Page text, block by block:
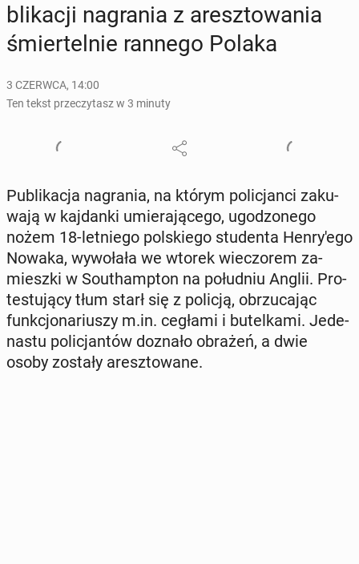
bli­ka­cji na­gra­nia z aresz­to­wa­nia
śmier­tel­nie rannego Polaka
3 CZERWCA, 14:00
Ten tekst przeczytasz w 3 minuty
Pu­bli­ka­cja na­gra­nia, na którym po­li­cjan­ci za­ku­
wa­ją w kaj­dan­ki umie­ra­ją­ce­go, ugo­dzo­ne­go
nożem 18-let­nie­go pol­skie­go stu­den­ta Hen­ry­'e­go
Nowaka, wy­wo­ła­ła we wtorek wie­czo­rem za­
miesz­ki w So­uthamp­ton na po­łu­dniu Anglii. Pro­
te­stu­ją­cy tłum starł się z policją, ob­rzu­ca­jąc
funk­cjo­na­riu­szy m.in. cegłami i bu­tel­ka­mi. Je­de­
na­stu po­li­cjan­tów doznało obrażeń, a dwie
osoby zostały aresz­to­wa­ne.